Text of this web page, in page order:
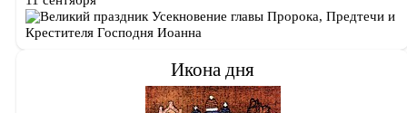
Усекновение главы Пророка, Предтечи и
Крестителя Господня Иоанна
Икона дня